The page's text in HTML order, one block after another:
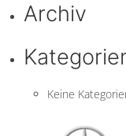
Archiv
Keine